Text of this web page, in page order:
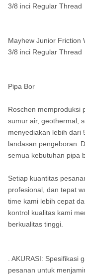
3/8 inci Regular Thread
Mayhew Junior Friction
3/8 inci Regular Thread
Pipa Bor
Roschen memproduksi
sumur air, geothermal,
menyediakan lebih dari
landasan pengeboran.
semua kebutuhan pipa
Setiap kuantitas
profesional, dan tepat
time kami lebih cepat
kontrol kualitas kami
berkualitas tinggi.
AKURASI: Spesifikasi
pesanan untuk